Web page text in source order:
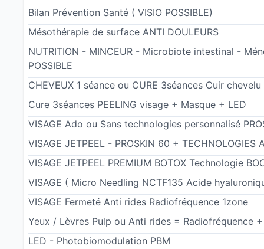
- Protocole hyperpigmentation
- Jambes lourdes et gonflées
- Protocole Ménopause
- Perte de poids
- Remise en forme et énergie grâce à la micro
Je me définis comme une personne
d’allier technique et réflexion dans le but
votre épanouissement.
Une véritable infirmière à votre service !
Diplômée infirmière, prestations libérales et en
Diplômée sage-femme
Certificat de naturopathie
Diplôme certifiant des technologies minceur /
Bilan Prévention Santé ( VISIO POSSIBLE)
Mésothérapie de surface ANTI DOULEURS
NUTRITION - MINCEUR - Microbiote intestinal -
POSSIBLE
CHEVEUX 1 séance ou CURE 3séances Cuir
Cure 3séances PEELING visage + Masque + LED
VISAGE Ado ou Sans technologies personnalisé
VISAGE JETPEEL - PROSKIN 60 +
VISAGE JETPEEL PREMIUM BOTOX Technologie
VISAGE ( Micro Needling NCTF135 Acide
VISAGE Fermeté Anti rides Radiofréquence 1zone
Yeux / Lèvres Pulp ou Anti rides = Radiofréquence
LED - Photobiomodulation PBM